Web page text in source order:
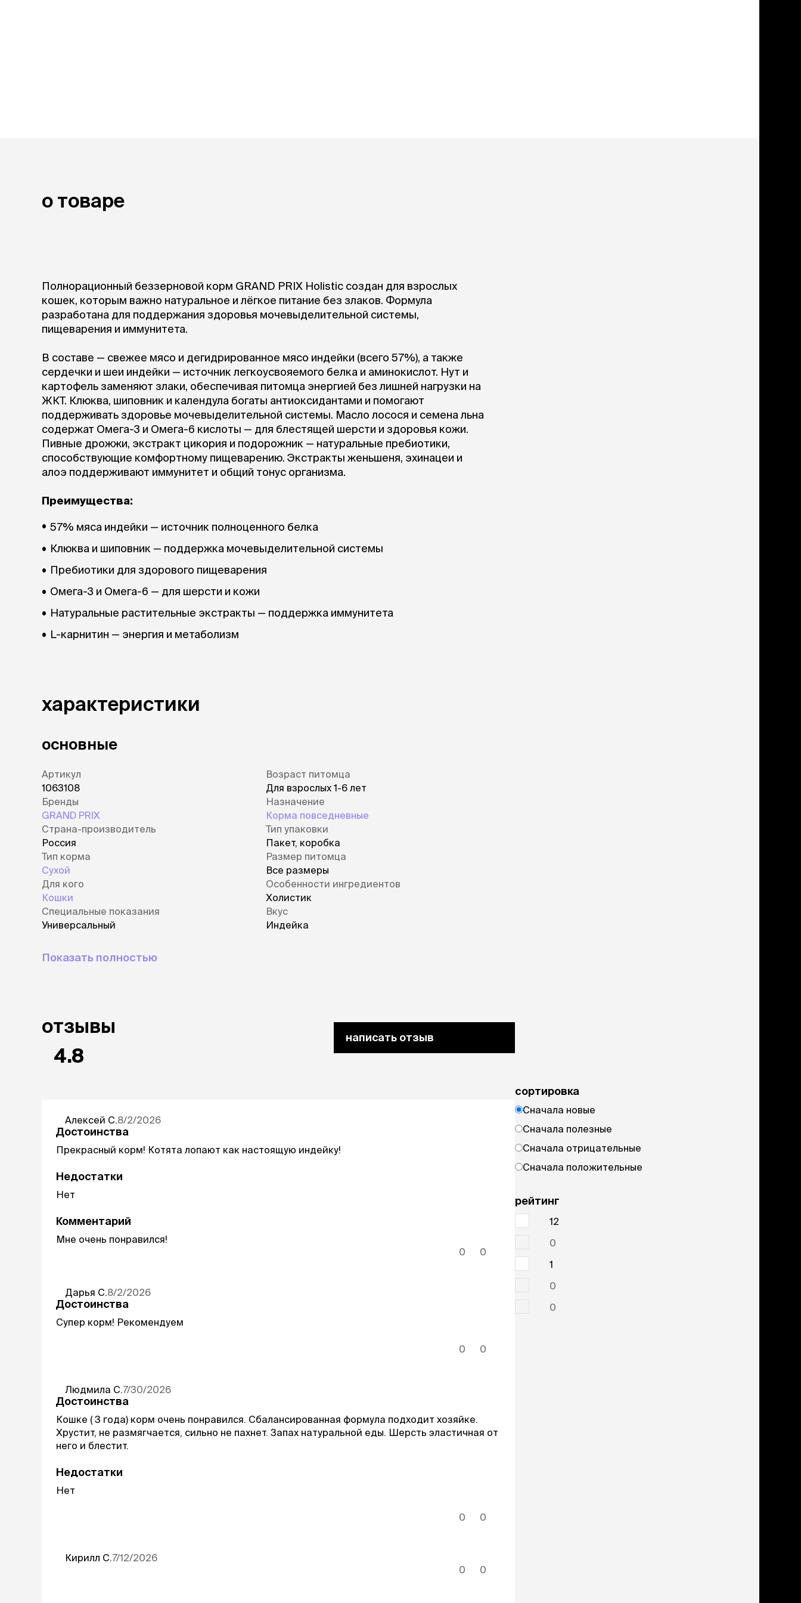
о товаре
Полнорационный беззерновой корм GRAND PRIX Holistic создан для взрослых
кошек, которым важно натуральное и лёгкое питание без злаков. Формула
разработана для поддержания здоровья мочевыделительной системы,
пищеварения и иммунитета.
В составе — свежее мясо и дегидрированное мясо индейки (всего 57%), а также
сердечки и шеи индейки — источник легкоусвояемого белка и аминокислот. Нут и
картофель заменяют злаки, обеспечивая питомца энергией без лишней нагрузки на
ЖКТ. Клюква, шиповник и календулa богаты антиоксидантами и помогают
поддерживать здоровье мочевыделительной системы. Масло лосося и семена льна
содержат Омега-3 и Омега-6 кислоты — для блестящей шерсти и здоровья кожи.
Пивные дрожжи, экстракт цикория и подорожник — натуральные пребиотики,
способствующие комфортному пищеварению. Экстракты женьшеня, эхинацеи и
алоэ поддерживают иммунитет и общий тонус организма.
Преимущества:
57% мяса индейки — источник полноценного белка
Клюква и шиповник — поддержка мочевыделительной системы
Пребиотики для здорового пищеварения
Омега-3 и Омега-6 — для шерсти и кожи
Натуральные растительные экстракты — поддержка иммунитета
L-карнитин — энергия и метаболизм
GRAND PRIX — натуральное питание без злаков, созданное для здоровья и
долголетия кошек.
характеристики
основные
Артикул
1063108
Бренды
GRAND PRIX
Страна-производитель
Россия
Тип корма
Сухой
Для кого
Кошки
Специальные показания
Универсальный
Возраст питомца
Для взрослых 1-6 лет
Назначение
Корма повседневные
Тип упаковки
Пакет, коробка
Размер питомца
Все размеры
Особенности ингредиентов
Холистик
Вкус
Индейка
Показать полностью
отзывы
4.8
написать отзыв
Алексей С.8/2/2026
Достоинства
Прекрасный корм! Котята лопают как настоящую индейку!
Недостатки
Нет
Комментарий
Мне очень понравился!
0
0
Дарья С.8/2/2026
Достоинства
Супер корм! Рекомендуем
0 0
Людмила С.7/30/2026
Достоинства
Кошке ( 3 года) корм очень понравился. Сбалансированная формула подходит хозяйке.
Хрустит, не размягчается, сильно не пахнет. Запах натуральной еды. Шерсть эластичная от
него и блестит.
Недостатки
Нет
0 0
Кирилл С.7/12/2026
0
0
cортировка
Сначала новые
Сначала полезные
Сначала отрицательные
Сначала положительные
рейтинг
12
0
1
0
0